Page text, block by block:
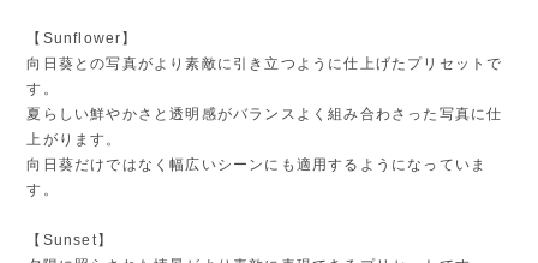
【Sunflower】
向日葵との写真がより素敵に引き立つように仕上げたプリセットで
す。
夏らしい鮮やかさと透明感がバランスよく組み合わさった写真に仕
上がります。
向日葵だけではなく幅広いシーンにも適用するようになっていま
す。
【Sunset】